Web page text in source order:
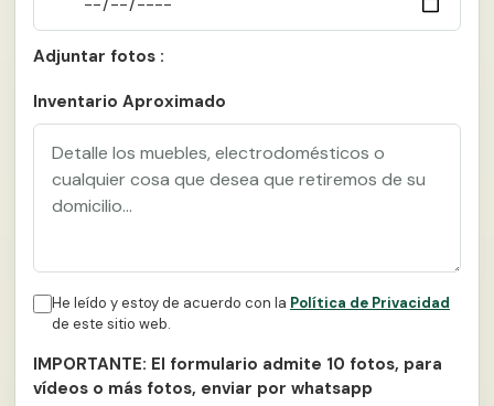
Adjuntar fotos :
Inventario Aproximado
He leído y estoy de acuerdo con la Política de Privacidad
de este sitio web.
IMPORTANTE: El formulario admite 10 fotos, para
vídeos o más fotos, enviar por whatsapp